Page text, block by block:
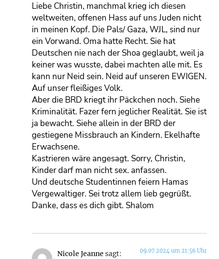
Liebe Christin, manchmal krieg ich diesen
weltweiten, offenen Hass auf uns Juden nicht
in meinen Kopf. Die Pals/ Gaza, WJL, sind nur
ein Vorwand. Oma hatte Recht. Sie hat
Deutschen nie nach der Shoa geglaubt, weil ja
keiner was wusste, dabei machten alle mit. Es
kann nur Neid sein. Neid auf unseren EWIGEN.
Auf unser fleißiges Volk.
Aber die BRD kriegt ihr Päckchen noch. Siehe
Kriminalität. Fazer fern jeglicher Realität. Sie ist
ja bewacht. Siehe allein in der BRD der
gestiegene Missbrauch an Kindern. Ekelhafte
Erwachsene.
Kastrieren wäre angesagt. Sorry, Christin,
Kinder darf man nicht sex. anfassen.
Und deutsche Studentinnen feiern Hamas
Vergewaltiger. Sei trotz allem lieb gegrüßt.
Danke, dass es dich gibt. Shalom
Nicole Jeanne sagt: 09.07.2024 um 21:56 Uhr